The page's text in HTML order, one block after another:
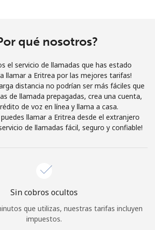
Únete
¡Hola!
sesión oREGÍSTRATE →
¿Olvidaste tu contraseña? →
qué nosotros?
el servicio de llamadas que has estado
llamar a Eritrea por las mejores tarifas!
distancia no podrían ser más fáciles que
de llamada prepagadas, crea una cuenta,
de voz en línea y llama a casa.
llamar a Eritrea desde el extranjero
de llamadas fácil, seguro y confiable!
Sin cobros ocultos
que utilizas, nuestras tarifas incluyen
impuestos.